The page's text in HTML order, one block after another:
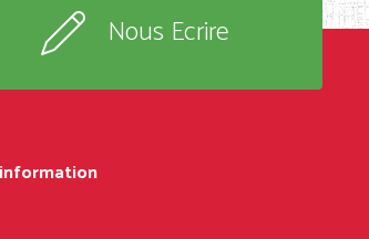
Nous Ecrire